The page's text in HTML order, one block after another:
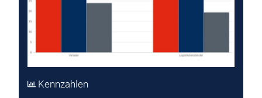
Kennzahlen